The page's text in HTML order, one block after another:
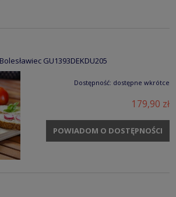
GU1393DEKDU205
Dostępność: dostępne wkrótce
179,90 zł
POWIADOM O DOSTĘPNOŚCI